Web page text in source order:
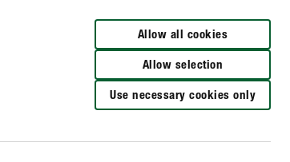
Allow all cookies
Allow selection
Use necessary cookies only